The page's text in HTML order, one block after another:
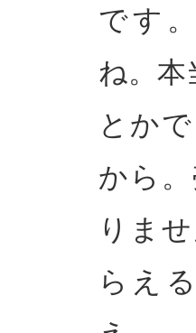
です
ね。本
とか
から
りま
らえ